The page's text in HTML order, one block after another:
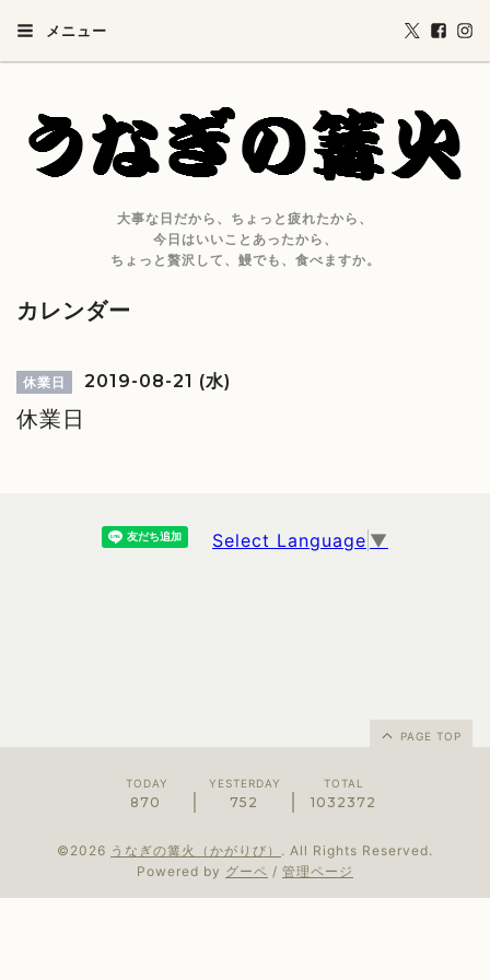
メニュー
大事な日だから、ちょっと疲れたから、
今日はいいことあったから、
ちょっと贅沢して、鰻でも、食べますか。
カレンダー
休業日 2019-08-21 (水)
休業日
Select Language ▼
PAGE TOP
TODAY
870
YESTERDAY
752
TOTAL
1032372
©2026 うなぎの篝火（かがりび） . All Rights Reserved.
Powered by グーペ / 管理ページ